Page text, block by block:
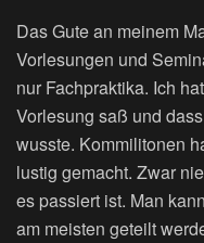
Das Gute an meinem
Vorlesungen und
nur Fachpraktika. Ich
Vorlesung saß und
wusste. Kommilitonen
lustig gemacht. Zwar
es passiert ist. Man
am meisten geteilt